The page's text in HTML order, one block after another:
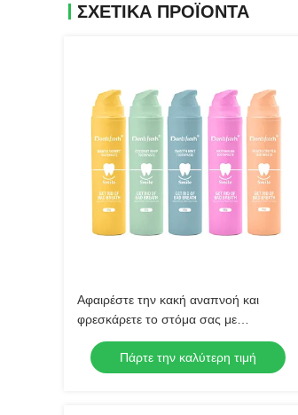
ΣΧΕΤΙΚΆ ΠΡΟΪΌΝΤΑ
Αφαιρέστε την κακή αναπνοή και
φρεσκάρετε το στόμα σας με
οδοντόκρεμα για το στόμα Πολλαπλές
προστασίες για βέλτιστη στοματική
υγεία
Πάρτε την καλύτερη τιμή